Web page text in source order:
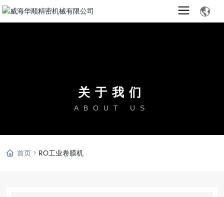
关于我们
ABOUT US
首页 RO工业卷膜机